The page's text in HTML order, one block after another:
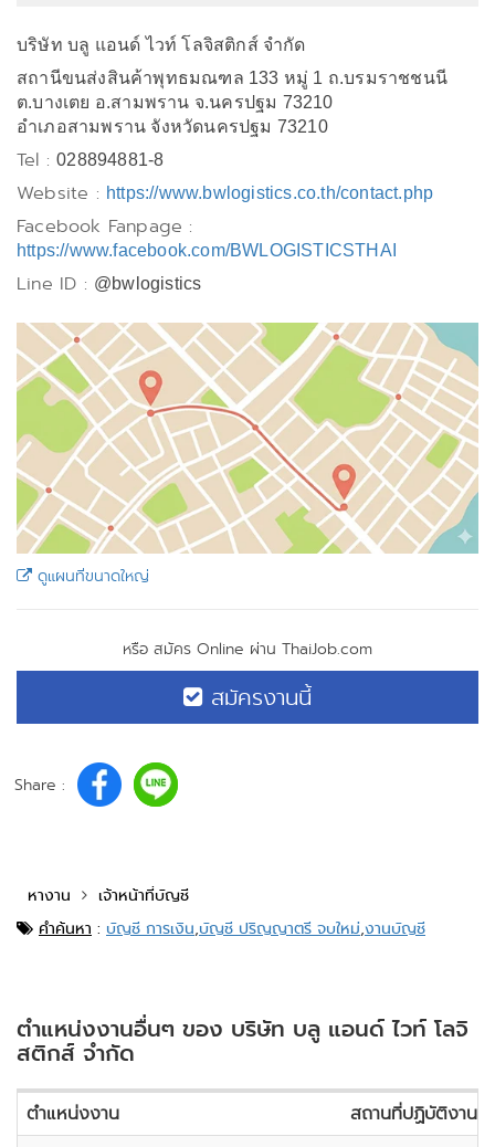
บริษัท บลู แอนด์ ไวท์ โลจิสติกส์ จำกัด
สถานีขนส่งสินค้าพุทธมณฑล 133 หมู่ 1 ถ.บรมราชชนนี
ต.บางเตย อ.สามพราน จ.นครปฐม 73210
อำเภอสามพราน จังหวัดนครปฐม 73210
Tel :028894881-8
Website : https://www.bwlogistics.co.th/contact.php
Facebook Fanpage :
https://www.facebook.com/BWLOGISTICSTHAI
Line ID : @bwlogistics
ดูแผนที่ขนาดใหญ่
หรือ สมัคร Online ผ่าน ThaiJob.com
สมัครงานนี้
Share :
หางาน
เจ้าหน้าที่บัญชี
คำค้นหา : บัญชี การเงิน,บัญชี ปริญญาตรี จบใหม่,งานบัญชี
ตำแหน่งงานอื่นๆ ของ บริษัท บลู แอนด์ ไวท์ โลจิ
สติกส์ จำกัด
ตำแหน่งงาน สถานที่ปฏิบัติงาน